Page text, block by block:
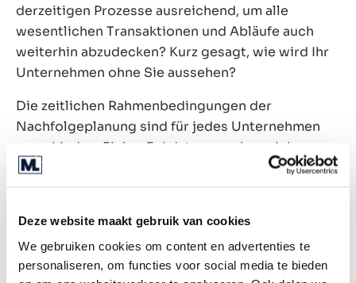
Deze website maakt gebruik van cookies
We gebruiken cookies om content en advertenties te
personaliseren, om functies voor social media te bieden
derzeitigen Prozesse ausreichend, um alle
wesentlichen Transaktionen und Abläufe auch
weiterhin abzudecken? Kurz gesagt, wie wird Ihr
Unternehmen ohne Sie aussehen?
Die zeitlichen Rahmenbedingungen der
Nachfolgeplanung sind für jedes Unternehmen
verschieden. Einige Eckdaten ergeben sich aus
der Bewertung und Vorbereitung, aber es können
Der Nachfolgeplan sollte klar und umfassend
darlegen, welche Maßnahmen ergriffen werden –